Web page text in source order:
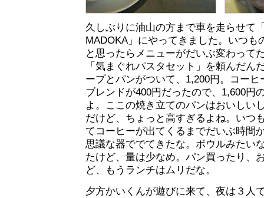
久しぶりに油山の方まで車を走らせ
MADOKA」にやってきました。いつも
と思ったらメニューがだいぶ変わって
「気まぐれパスタセット」を頼んだん
ープとパンがついて、1,200円。コー
ブレンドが400円だったので、1,600円
よ。ここの焼き立てのパンはおいしい
だけど、ちょっと高すぎるよね。いつ
てコーヒーが出てくるまでだいぶ時間
思議な器ででてきたな。ボウルみたい
たけど、量は少なめ。パン買ったり、
ど、もうランチはムリだな。
夕方かいくんが遊びに来て、夜は３人